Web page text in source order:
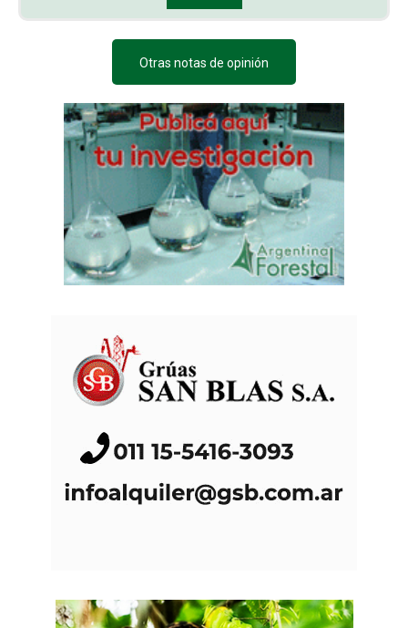
Otras notas de opinión